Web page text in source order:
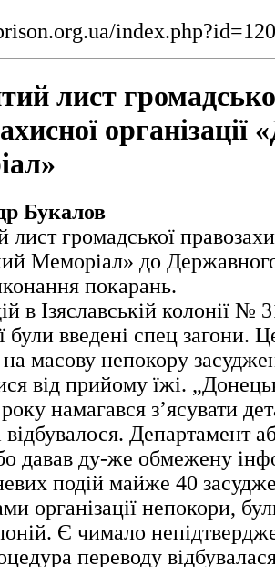
лист
організації
Букалов
лист громадської
Меморіал» до
покарань.
в Ізяславській колонії №
були введені спец загони.
на масову непокору
від прийому їжі.
намагався з’ясувати
відбувалося. Департамент
давав ду-же обмежену
подій майже 40
організації непокори,
Є чимало
переводу